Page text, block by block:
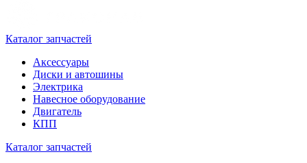
Каталог запчастей
Аксессуары
Диски и автошины
Электрика
Навесное оборудование
Двигатель
КПП
Каталог запчастей